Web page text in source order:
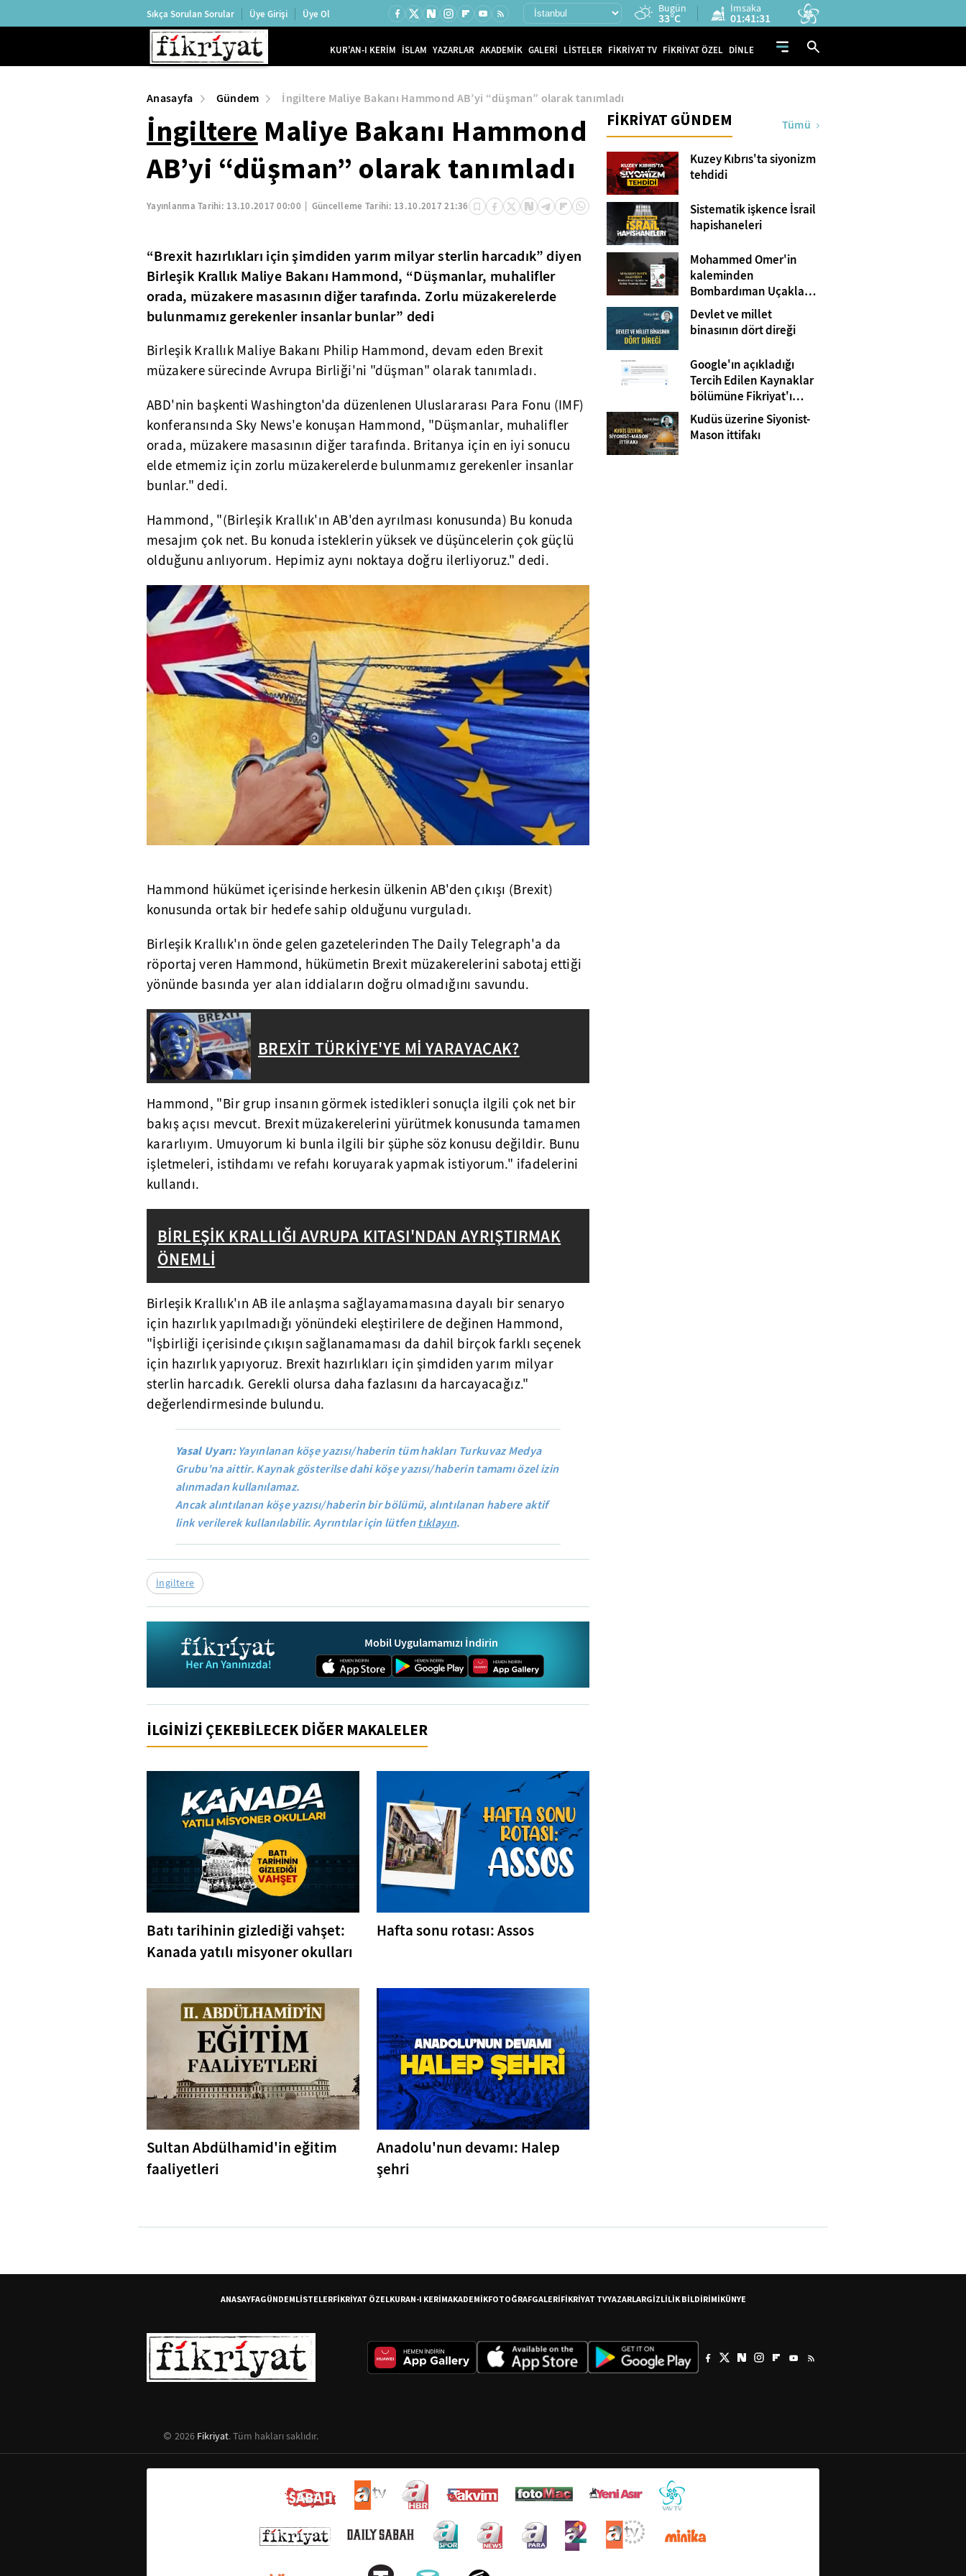
Sıkça Sorulan Sorular Üye Girişi Üye Ol Bugün
33°C
İmsaka
01:41:30
KUR'AN-I KERİM İSLAM YAZARLAR AKADEMİK GALERİ LİSTELER FİKRİYAT TV FİKRİYAT ÖZEL DİNLE
Anasayfa Gündem İngiltere Maliye Bakanı Hammond AB’yi “düşman” olarak tanımladı
İngiltere Maliye Bakanı Hammond
AB’yi “düşman” olarak tanımladı
Yayınlanma Tarihi: 13.10.2017 00:00 Güncelleme Tarihi: 13.10.2017 21:36
“Brexit hazırlıkları için şimdiden yarım milyar sterlin harcadık” diyen
Birleşik Krallık Maliye Bakanı Hammond, “Düşmanlar, muhalifler
orada, müzakere masasının diğer tarafında. Zorlu müzakerelerde
bulunmamız gerekenler insanlar bunlar” dedi
Birleşik Krallık Maliye Bakanı Philip Hammond, devam eden Brexit
müzakere sürecinde Avrupa Birliği'ni "düşman" olarak tanımladı.
ABD'nin başkenti Washington'da düzenlenen Uluslararası Para Fonu (IMF)
konferansında Sky News'e konuşan Hammond, "Düşmanlar, muhalifler
orada, müzakere masasının diğer tarafında. Britanya için en iyi sonucu
elde etmemiz için zorlu müzakerelerde bulunmamız gerekenler insanlar
bunlar." dedi.
Hammond, "(Birleşik Krallık'ın AB'den ayrılması konusunda) Bu konuda
mesajım çok net. Bu konuda isteklerin yüksek ve düşüncelerin çok güçlü
olduğunu anlıyorum. Hepimiz aynı noktaya doğru ilerliyoruz." dedi.
Hammond hükümet içerisinde herkesin ülkenin AB'den çıkışı (Brexit)
konusunda ortak bir hedefe sahip olduğunu vurguladı.
Birleşik Krallık'ın önde gelen gazetelerinden The Daily Telegraph'a da
röportaj veren Hammond, hükümetin Brexit müzakerelerini sabotaj ettiği
yönünde basında yer alan iddiaların doğru olmadığını savundu.
BREXİT TÜRKİYE'YE Mİ YARAYACAK?
Hammond, "Bir grup insanın görmek istedikleri sonuçla ilgili çok net bir
bakış açısı mevcut. Brexit müzakerelerini yürütmek konusunda tamamen
kararlıyım. Umuyorum ki bunla ilgili bir şüphe söz konusu değildir. Bunu
işletmeleri, istihdamı ve refahı koruyarak yapmak istiyorum." ifadelerini
kullandı.
BİRLEŞİK KRALLIĞI AVRUPA KITASI'NDAN AYRIŞTIRMAK
ÖNEMLİ
Birleşik Krallık'ın AB ile anlaşma sağlayamamasına dayalı bir senaryo
için hazırlık yapılmadığı yönündeki eleştirilere de değinen Hammond,
"İşbirliği içerisinde çıkışın sağlanamaması da dahil birçok farklı seçenek
için hazırlık yapıyoruz. Brexit hazırlıkları için şimdiden yarım milyar
sterlin harcadık. Gerekli olursa daha fazlasını da harcayacağız."
değerlendirmesinde bulundu.
Yasal Uyarı:Yayınlanan köşe yazısı/haberin tüm hakları Turkuvaz Medya
Grubu'na aittir. Kaynak gösterilse dahi köşe yazısı/haberin tamamı özel izin
alınmadan kullanılamaz.
Ancak alıntılanan köşe yazısı/haberin bir bölümü, alıntılanan habere aktif
link verilerek kullanılabilir. Ayrıntılar için lütfentıklayın.
İngiltere
Mobil Uygulamamızı İndirin
İLGİNİZİ ÇEKEBİLECEK DİĞER MAKALELER
Batı tarihinin gizlediği vahşet:
Kanada yatılı misyoner okulları
Hafta sonu rotası: Assos
Sultan Abdülhamid'in eğitim
faaliyetleri
Anadolu'nun devamı: Halep
şehri
FİKRİYAT GÜNDEM Tümü
Kuzey Kıbrıs'ta siyonizm
tehdidi
Sistematik işkence İsrail
hapishaneleri
Mohammed Omer'in
kaleminden
Bombardıman Uçakları
ve Tanklar Arasında
Gazze
Devlet ve millet
binasının dört direği
Google'ın açıkladığı
Tercih Edilen Kaynaklar
bölümüne Fikriyat'ı
eklemeyi unutmayın!
Kudüs üzerine Siyonist-
Mason ittifakı
ANASAYFAGÜNDEMLİSTELERFİKRİYAT ÖZELKURAN-I KERİMAKADEMİKFOTOĞRAFGALERİFİKRİYAT TVYAZARLARGİZLİLİK BİLDİRİMİKÜNYE
2026 Fikriyat. Tüm hakları saklıdır.